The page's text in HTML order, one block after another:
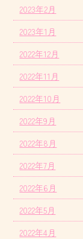
2023年2月
2023年1月
2022年12月
2022年11月
2022年10月
2022年9月
2022年8月
2022年7月
2022年6月
2022年5月
2022年4月